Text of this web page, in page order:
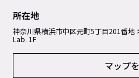
所在地
神奈川県横浜市中区元町5丁⽬201番地
Lab. 1F
マップ